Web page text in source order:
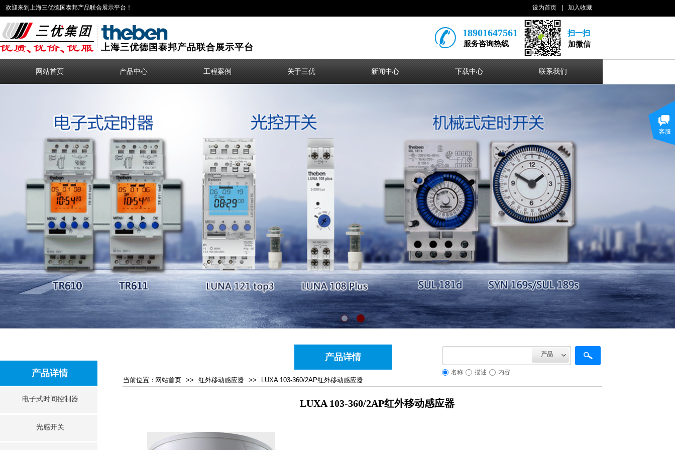
欢迎来到上海三优德国泰邦产品联合展示平台！ 设为首页 加入收藏
18901647561
扫一扫
服务咨询热线
加微信
上海三优德国泰邦产品联合展示平台
网站首页 产品中心 工程案例 关于三优 新闻中心 下载中心 联系我们
产品
名称 描述 内容
产品详情
产品详情
当前位​​置： 网站首页 >> 红外移动感应器 >> LUXA 103-360/2AP红外移动感应器
电子式时间控制器
光感开关
LUXA 103-360/2AP红外移动感应器
客服